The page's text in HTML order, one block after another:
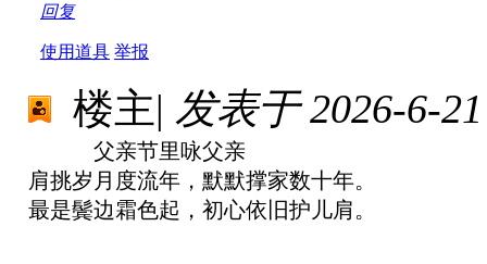
回复
使用道具 举报
楼主| 发表于 2026-6-
父亲节里咏父亲
肩挑岁月度流年，默默撑家数十年。
最是鬓边霜色起，初心依旧护儿肩。